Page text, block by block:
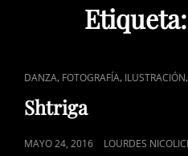
Etiqueta:
ENLACES
DE
CATEGORÍAS
DANZA, FOTOGRAFÍA, ILUSTRACIÓN,
Shtriga
PUBLICADO
MAYO 24, 2016 LOURDES